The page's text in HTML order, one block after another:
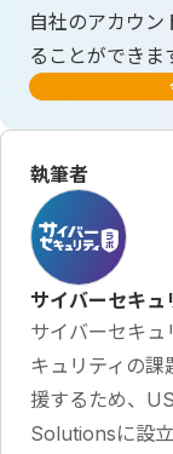
自社のアカウン
ることができま
執筆者
サイバーセキュ
サイバーセキュ
キュリティの
援するため、
Solutionsに設